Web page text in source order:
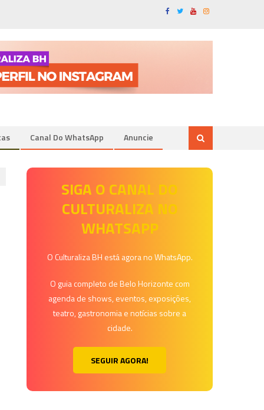
Canal Do WhatsApp Anuncie
SIGA O CANAL DO
CULTURALIZA NO
WHATSAPP
O Culturaliza BH está agora no WhatsApp.
O guia completo de Belo Horizonte com
agenda de shows, eventos, exposições,
teatro, gastronomia e notícias sobre a
cidade.
SEGUIR AGORA!